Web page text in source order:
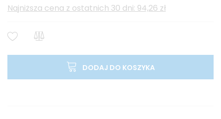
Najniższa cena z ostatnich 30 dni: 94,26 zł
DODAJ DO KOSZYKA